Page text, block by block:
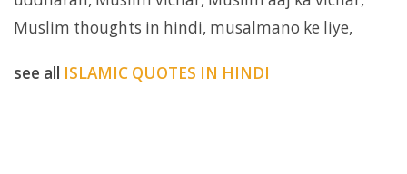
Muslim thoughts in hindi, musalmano ke liye,
see all ISLAMIC QUOTES IN HINDI